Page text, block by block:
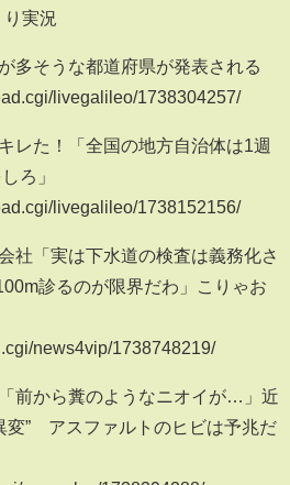
実況
多そうな都道府県が発表される
livegalileo/1738304257/
レた！「全国の地方自治体は1週
ろ」
livegalileo/1738152156/
社「実は下水道の検査は義務化さ
診るのが限界だわ」こりゃお
news4vip/1738748219/
前から糞のようなニオイが…」近
変” アスファルトのヒビは予兆だ